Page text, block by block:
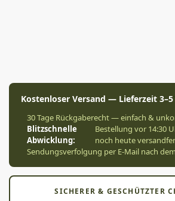
Kostenloser Versand — Lieferzeit
30 Tage Rückgaberecht — einfach &
Blitzschnelle
Abwicklung:
Bestellung vor 14:30
noch heute
Sendungsverfolgung per E-Mail nach
SICHERER & GESCHÜTZTER